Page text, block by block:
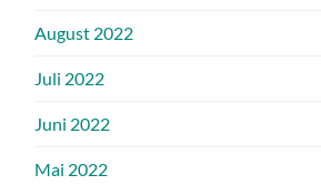
August 2022
Juli 2022
Juni 2022
Mai 2022